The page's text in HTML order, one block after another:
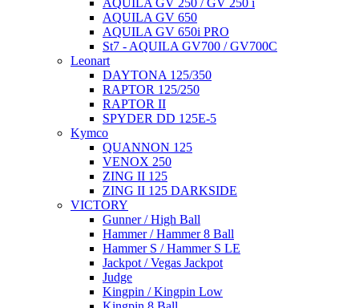
AQUILA GV 250 / GV 250 i
AQUILA GV 650
AQUILA GV 650i PRO
St7 - AQUILA GV700 / GV700C
Leonart
DAYTONA 125/350
RAPTOR 125/250
RAPTOR II
SPYDER DD 125E-5
Kymco
QUANNON 125
VENOX 250
ZING II 125
ZING II 125 DARKSIDE
VICTORY
Gunner / High Ball
Hammer / Hammer 8 Ball
Hammer S / Hammer S LE
Jackpot / Vegas Jackpot
Judge
Kingpin / Kingpin Low